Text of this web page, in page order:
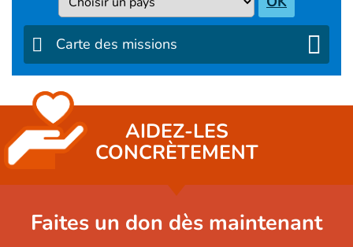
Carte des missions
AIDEZ-LES
CONCRÈTEMENT
Faites un don dès maintenant